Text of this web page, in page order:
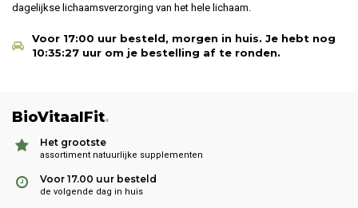
dagelijkse lichaamsverzorging van het hele lichaam.
Voor 17:00 uur besteld, morgen in huis. Je hebt nog
10:35:27 uur om je bestelling af te ronden.
BioVitaalFit.
Het grootste
assortiment natuurlijke supplementen
Voor 17.00 uur besteld
de volgende dag in huis